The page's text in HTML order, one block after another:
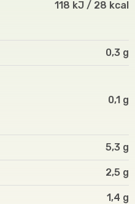
118 kJ / 28 kcal
0,3 g
0,1 g
5,3 g
2,5 g
1,4 g